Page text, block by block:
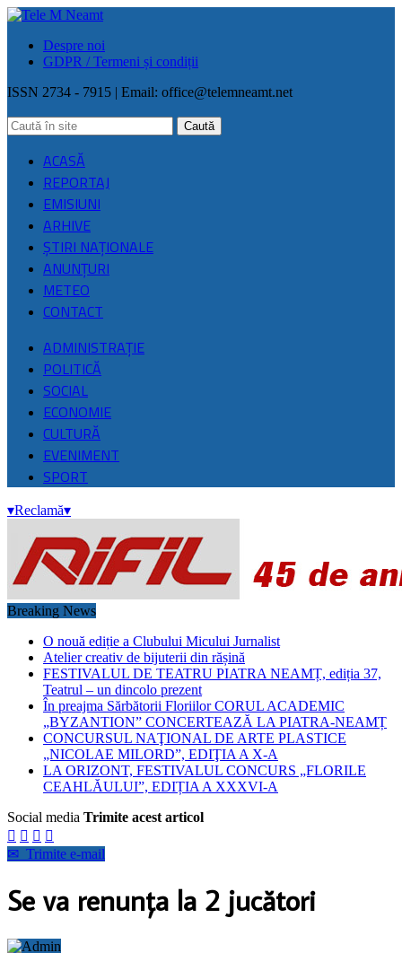
Despre noi
GDPR / Termeni și condiții
ISSN 2734 - 7915 | Email: office@telemneamt.net
ACASĂ
REPORTAJ
EMISIUNI
ARHIVE
ŞTIRI NAŢIONALE
ANUNȚURI
METEO
CONTACT
ADMINISTRAȚIE
POLITICĂ
SOCIAL
ECONOMIE
CULTURĂ
EVENIMENT
SPORT
▾Reclamă▾
Breaking News
O nouă ediție a Clubului Micului Jurnalist
Atelier creativ de bijuterii din rășină
FESTIVALUL DE TEATRU PIATRA NEAMȚ, ediția 37,
Teatrul – un dincolo prezent
În preajma Sărbătorii Floriilor CORUL ACADEMIC
„BYZANTION” CONCERTEAZĂ LA PIATRA-NEAMȚ
CONCURSUL NAŢIONAL DE ARTE PLASTICE
„NICOLAE MILORD”, EDIŢIA A X-A
LA ORIZONT, FESTIVALUL CONCURS „FLORILE
CEAHLĂULUI”, EDIȚIA A XXXVI-A
Social media Trimite acest articol
   
✉ Trimite e-mail
Se va renunţa la 2 jucători